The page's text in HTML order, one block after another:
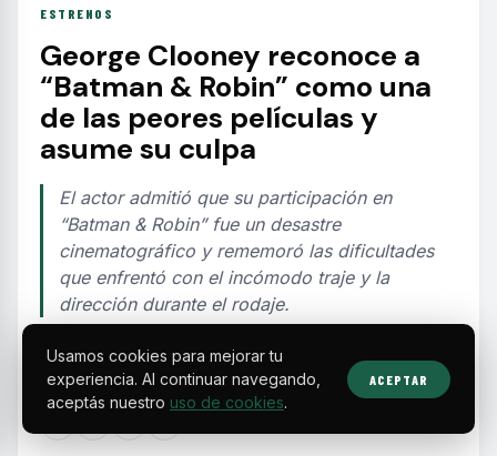
ESTRENOS
George Clooney reconoce a
“Batman & Robin” como una
de las peores películas y
asume su culpa
El actor admitió que su participación en
“Batman & Robin” fue un desastre
cinematográfico y rememoró las dificultades
que enfrentó con el incómodo traje y la
dirección durante el rodaje.
Aug 10, 2026 2 min de lectura
Fuente:oblivionwithbells.com
Usamos cookies para mejorar tu
experiencia. Al continuar navegando,
aceptás nuestro uso de cookies.
ACEPTAR